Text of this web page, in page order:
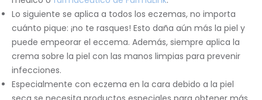
Lo siguiente se aplica a todos los eczemas, no importa
cuánto pique: ¡no te rasques! Esto daña aún más la piel y
puede empeorar el eccema. Además, siempre aplica la
crema sobre la piel con las manos limpias para prevenir
infecciones.
Especialmente con eczema en la cara debido a la piel